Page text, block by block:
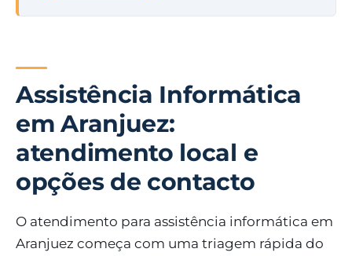
Assistência Informática
em Aranjuez:
atendimento local e
opções de contacto
O atendimento para assistência informática em
Aranjuez começa com uma triagem rápida do